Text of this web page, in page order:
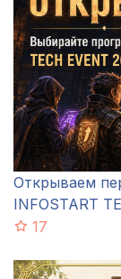
Открываем
INFOSTART
17